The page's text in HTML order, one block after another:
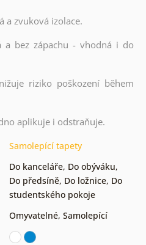
a zvuková izolace.
a bez zápachu - vhodná i do
riziko poškození během
aplikuje i odstraňuje.
Samolepící tapety
Do kanceláře, Do obýváku,
Do předsíně, Do ložnice, Do
studentského pokoje
Omyvatelné, Samolepící